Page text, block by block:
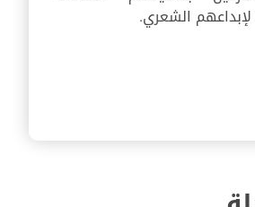
لإبداعهم الشعري.